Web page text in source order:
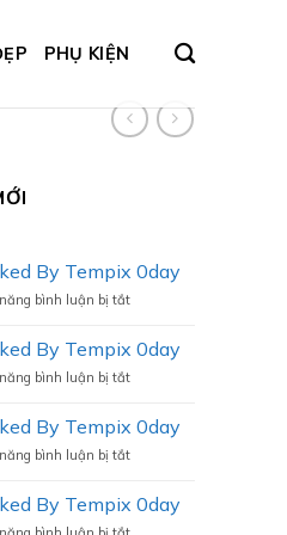
PHỤ KIỆN
By Tempix 0day
bình luận bị tắtở
Tempix
0day
By Tempix 0day
bình luận bị tắtở
Tempix
0day
By Tempix 0day
bình luận bị tắtở
Tempix
By Tempix 0day
ở